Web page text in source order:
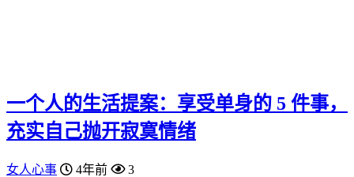
一个人的生活提案：享受单身的 5 件事，
充实自己抛开寂寞情绪
女人心事 4年前 3